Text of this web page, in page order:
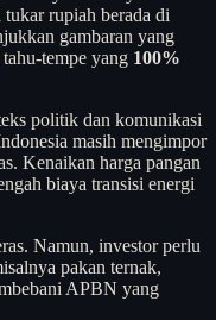
rupiah berada di
gambaran yang
tempe yang 100%
politik dan komunikasi
masih mengimpor
Kenaikan harga pangan
biaya transisi energi
Namun, investor perlu
pakan ternak,
APBN yang